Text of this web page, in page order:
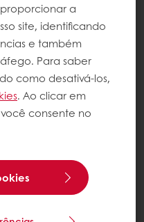
a
site, identificando
e também
Para saber
como desativá-los,
. Ao clicar em
consente no